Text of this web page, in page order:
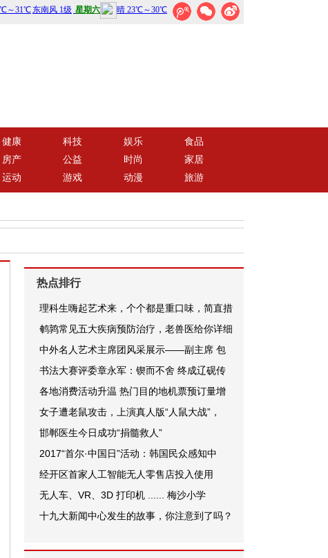
健康 科技 娱乐
食品
房产 公益 时尚
家居
运动 游戏 动漫 旅游
热点排行
理科生嗨起艺术来，个个都是重口味，简直措
鹌鹑常见五大疾病预防治疗，老兽医给你详细
中外名人艺术主席团风采展示——副主席 包
书法大赛评委章永军：锲而不舍 终成辽砚传
各地消费活动升温 热门目的地机票预订量增
女子遭老鼠攻击，上演真人版“人鼠大战”，
邯郸医生今日成功“捐髓救人”
2017“首尔·中国日”活动：韩国民众感知中
经开区首家人工智能无人零售店投入使用
无人车、VR、3D 打印机 ...... 梅沙小学
十九大新闻中心发生的故事，你注意到了吗？